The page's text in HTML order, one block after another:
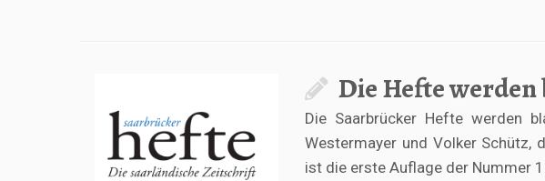
Die Hefte
Die Saarbrücker Hefte werden
Westermayer und Volker Schütz,
ist die erste Auflage der Nummer